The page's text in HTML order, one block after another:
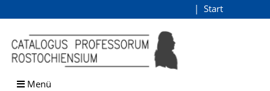
Browsen
direkt zum Inhalt
Start
Menü